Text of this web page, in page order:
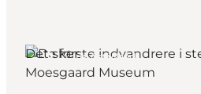
Aarhus, Østjylland
Det sker